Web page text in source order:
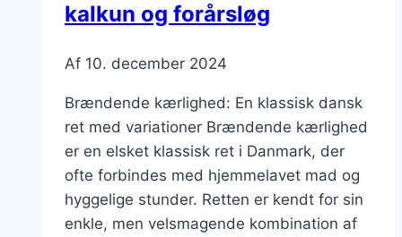
kalkun og forårsløg
Af 10. december 2024
Brændende kærlighed: En klassisk dansk
ret med variationer Brændende kærlighed
er en elsket klassisk ret i Danmark, der
ofte forbindes med hjemmelavet mad og
hyggelige stunder. Retten er kendt for sin
enkle, men velsmagende kombination af